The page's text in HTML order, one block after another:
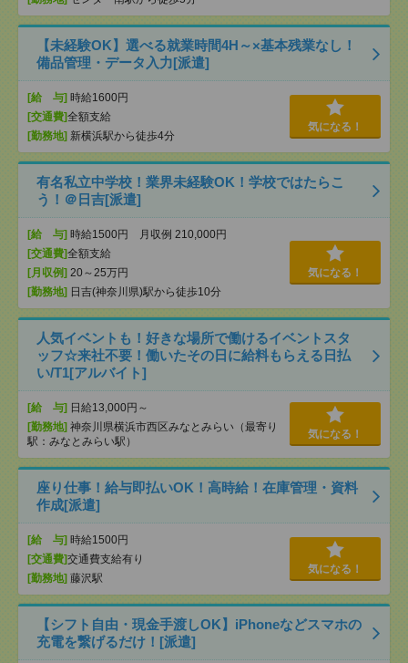
【未経験OK】選べる就業時間4H～×基本残業なし！
備品管理・データ入力[派遣]
[給 与] 時給1600円
[交通費]全額支給
[勤務地] 新横浜駅から徒歩4分
気になる！
有名私立中学校！業界未経験OK！学校ではたらこ
う！＠日吉[派遣]
[給 与] 時給1500円 月収例 210,000円
[交通費]全額支給
[月収例] 20～25万円
[勤務地] 日吉(神奈川県)駅から徒歩10分
気になる！
人気イベントも！好きな場所で働けるイベントスタ
ッフ☆来社不要！働いたその日に給料もらえる日払
い/T1[アルバイト]
[給 与] 日給13,000円～
[勤務地] 神奈川県横浜市西区みなとみらい（最寄り
駅：みなとみらい駅）
気になる！
座り仕事！給与即払いOK！高時給！在庫管理・資料
作成[派遣]
[給 与] 時給1500円
[交通費]交通費支給有り
[勤務地] 藤沢駅
気になる！
【シフト自由・現金手渡しOK】iPhoneなどスマホの
充電を繋げるだけ！[派遣]